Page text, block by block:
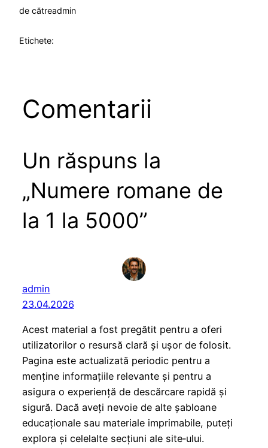
de cătreadmin
Etichete:
Comentarii
Un răspuns la
„Numere romane de
la 1 la 5000”
admin
23.04.2026
Acest material a fost pregătit pentru a oferi
utilizatorilor o resursă clară și ușor de folosit.
Pagina este actualizată periodic pentru a
menține informațiile relevante și pentru a
asigura o experiență de descărcare rapidă și
sigură. Dacă aveți nevoie de alte șabloane
educaționale sau materiale imprimabile, puteți
explora și celelalte secțiuni ale site‑ului.